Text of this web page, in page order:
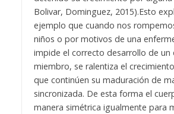
Bolivar, Dominguez, 2015).Esto
ejemplo que cuando nos
niños o por motivos de una
impide el correcto desarrollo de un
miembro, se ralentiza el
que continúen su maduración de
sincronizada. De esta forma el
manera simétrica igualmente para